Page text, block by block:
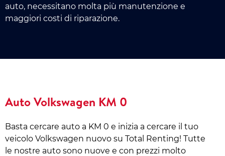
auto, necessitano molta più manutenzione e
maggiori costi di riparazione.
Auto Volkswagen KM 0
Basta cercare auto a KM 0 e inizia a cercare il tuo
veicolo Volkswagen nuovo su Total Renting! Tutte
le nostre auto sono nuove e con prezzi molto